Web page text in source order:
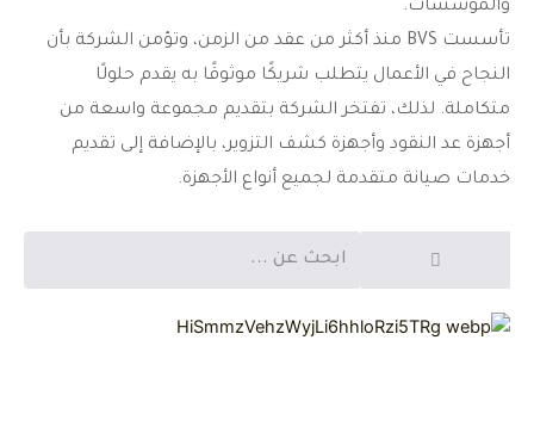
والمؤسسات.
تأسست BVS منذ أكثر من عقد من الزمن، وتؤمن الشركة بأن
النجاح في الأعمال يتطلب شريكًا موثوقًا به يقدم حلولًا
متكاملة. لذلك، تفتخر الشركة بتقديم مجموعة واسعة من
أجهزة عد النقود وأجهزة كشف التزوير، بالإضافة إلى تقديم
خدمات صيانة متقدمة لجميع أنواع الأجهزة.